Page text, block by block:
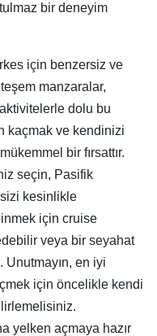
bir deneyim
için benzersiz ve
manzaralar,
dolu bu
kaçmak ve kendinizi
bir fırsattır.
seçin, Pasifik
kesinlikle
için cruise
veya bir seyahat
en iyi
için öncelikle kendi
yelken açmaya hazır